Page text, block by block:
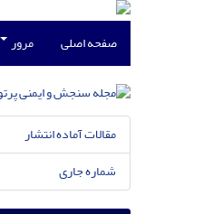
صفحه اصلی مرور
مقالات آماده انتشار
شماره جاری